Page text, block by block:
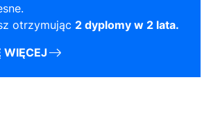
otrzymując 2 dyplomy w 2 lata.
WIĘCEJ